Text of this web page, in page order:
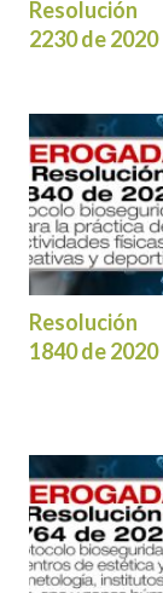
Resolución
2230 de 2020
Resolución
1840 de 2020